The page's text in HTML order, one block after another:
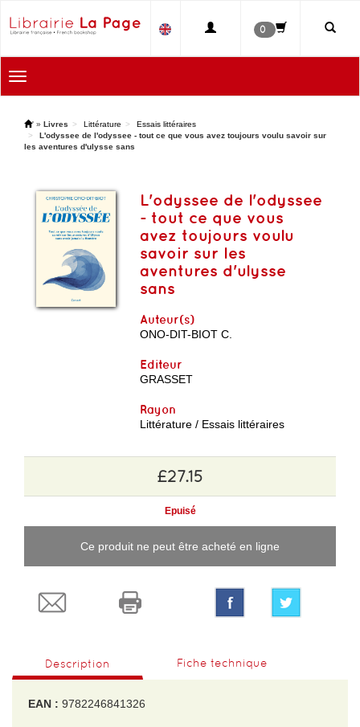
0
Toggle
navigation
' » Livres Littérature
Essais littéraires
L'odyssee de l'odyssee - tout ce que vous avez toujours voulu savoir sur
les aventures d'ulysse sans
L'odyssee de l'odyssee
- tout ce que vous
avez toujours voulu
savoir sur les
aventures d'ulysse
sans
Auteur(s)
ONO-DIT-BIOT C.
Editeur
GRASSET
Rayon
Littérature / Essais littéraires
£27.15
Epuisé
Ce produit ne peut être acheté en ligne
Description Fiche technique
EAN : 9782246841326